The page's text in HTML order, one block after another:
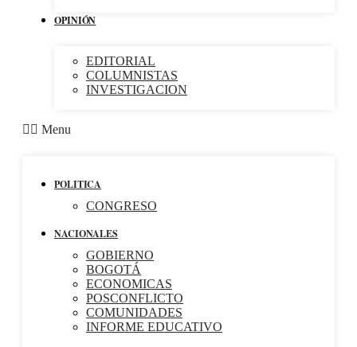
OPINIÓN
EDITORIAL
COLUMNISTAS
INVESTIGACION
Menu
POLITICA
CONGRESO
NACIONALES
GOBIERNO
BOGOTÁ
ECONOMICAS
POSCONFLICTO
COMUNIDADES
INFORME EDUCATIVO